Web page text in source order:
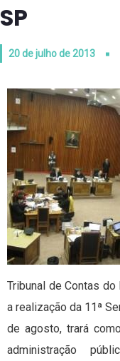
SP
20 de julho de 2013
Tribunal de Contas do
a realização da 11ª
de agosto, trará
administração